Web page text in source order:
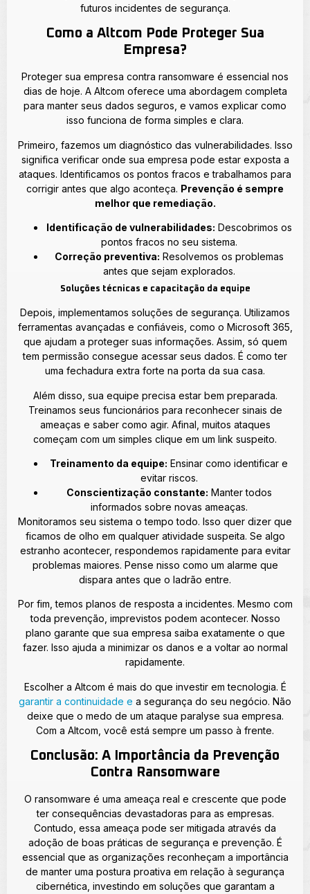
futuros incidentes de segurança.
Como a Altcom Pode Proteger Sua
Empresa?
Proteger sua empresa contra ransomware é essencial nos
dias de hoje. A Altcom oferece uma abordagem completa
para manter seus dados seguros, e vamos explicar como
isso funciona de forma simples e clara.
Primeiro, fazemos um diagnóstico das vulnerabilidades. Isso
significa verificar onde sua empresa pode estar exposta a
ataques. Identificamos os pontos fracos e trabalhamos para
corrigir antes que algo aconteça. Prevenção é sempre
melhor que remediação.
Identificação de vulnerabilidades: Descobrimos os
pontos fracos no seu sistema.
Correção preventiva: Resolvemos os problemas
antes que sejam explorados.
Soluções técnicas e capacitação da equipe
Depois, implementamos soluções de segurança. Utilizamos
ferramentas avançadas e confiáveis, como o Microsoft 365,
que ajudam a proteger suas informações. Assim, só quem
tem permissão consegue acessar seus dados. É como ter
uma fechadura extra forte na porta da sua casa.
Além disso, sua equipe precisa estar bem preparada.
Treinamos seus funcionários para reconhecer sinais de
ameaças e saber como agir. Afinal, muitos ataques
começam com um simples clique em um link suspeito.
Treinamento da equipe: Ensinar como identificar e
evitar riscos.
Conscientização constante: Manter todos
informados sobre novas ameaças.
Monitoramos seu sistema o tempo todo. Isso quer dizer que
ficamos de olho em qualquer atividade suspeita. Se algo
estranho acontecer, respondemos rapidamente para evitar
problemas maiores. Pense nisso como um alarme que
dispara antes que o ladrão entre.
Por fim, temos planos de resposta a incidentes. Mesmo com
toda prevenção, imprevistos podem acontecer. Nosso
plano garante que sua empresa saiba exatamente o que
fazer. Isso ajuda a minimizar os danos e a voltar ao normal
rapidamente.
Escolher a Altcom é mais do que investir em tecnologia. É
garantir a continuidade e a segurança do seu negócio. Não
deixe que o medo de um ataque paralyse sua empresa.
Com a Altcom, você está sempre um passo à frente.
Conclusão: A Importância da Prevenção
Contra Ransomware
O ransomware é uma ameaça real e crescente que pode
ter consequências devastadoras para as empresas.
Contudo, essa ameaça pode ser mitigada através da
adoção de boas práticas de segurança e prevenção. É
essencial que as organizações reconheçam a importância
de manter uma postura proativa em relação à segurança
cibernética, investindo em soluções que garantam a